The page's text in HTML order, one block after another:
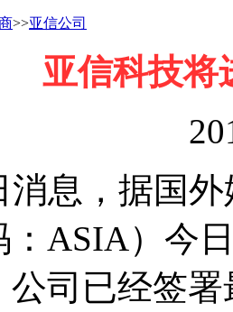
>>亚信公司
亚信科技将
，据国外
：ASIA）今
公司已经签